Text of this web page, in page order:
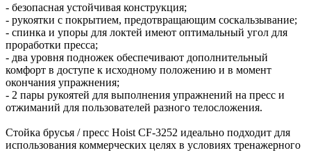
- безопасная устойчивая конструкция;
- рукоятки с покрытием, предотвращающим соскальзывание;
- спинка и упоры для локтей имеют оптимальный угол для
проработки пресса;
- два уровня подножек обеспечивают дополнительный
комфорт в доступе к исходному положению и в момент
окончания упражнения;
- 2 пары рукоятей для выполнения упражнений на пресс и
отжиманий для пользователей разного телосложения.
Стойка брусья / пресс Hoist CF-3252 идеально подходит для
использования коммерческих целях в условиях тренажерного